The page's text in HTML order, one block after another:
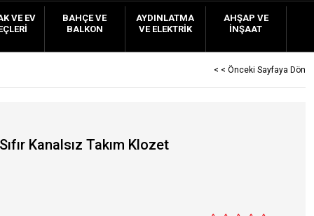
VE EV
BAHÇE VE
BALKON
AYDINLATMA
VE ELEKTRIK
AHŞAP VE
İNŞAAT
< < Önceki Sayfaya Dön
Kanalsız Takım Klozet